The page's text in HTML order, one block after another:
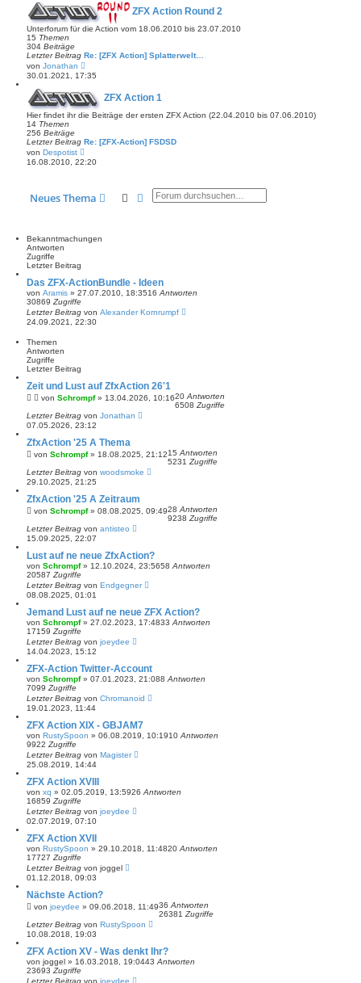
a
g
s
t
e
e
i
t
a
g
ZFX Action Round 2
Unterforum für die Action vom 18.06.2010 bis 23.07.2010
15 Themen
304 Beiträge
Letzter Beitrag Re: [ZFX Action] Splatterwelt…
von Jonathan
e
u
s
t
e
e
t
30.01.2021, 17:35
ZFX Action 1
Hier findet ihr die Beiträge der ersten ZFX Action (22.04.2010 bis 07.06.2010)
14 Themen
256 Beiträge
Letzter Beitrag Re: [ZFX-Action] FSDSD
von Despotist
e
u
e
i
16.08.2010, 22:20
Neues Thema SucheErweiterte Suche
Bekanntmachungen
Antworten
Zugriffe
Letzter Beitrag
Das ZFX-ActionBundle - Ideen
von Aramis » 27.07.2010, 18:3516 Antworten
30869 Zugriffe
Letzter Beitrag von Alexander Kornrumpf
24.09.2021, 22:30
Themen
Antworten
Zugriffe
Letzter Beitrag
Zeit und Lust auf ZfxAction 26'1
von Schrompf» 13.04.2026, 10:1620 Antworten
6508 Zugriffe
Letzter Beitrag von Jonathan
07.05.2026, 23:12
ZfxAction '25 A Thema
von Schrompf» 18.08.2025, 21:1215 Antworten
5231 Zugriffe
Letzter Beitrag von woodsmoke
29.10.2025, 21:25
ZfxAction '25 A Zeitraum
von Schrompf» 08.08.2025, 09:4928 Antworten
9238 Zugriffe
Letzter Beitrag von antisteo
15.09.2025, 22:07
Lust auf ne neue ZfxAction?
von Schrompf» 12.10.2024, 23:5658 Antworten
20587 Zugriffe
Letzter Beitrag von Endgegner
08.08.2025, 01:01
Jemand Lust auf ne neue ZFX Action?
von Schrompf» 27.02.2023, 17:4833 Antworten
17159 Zugriffe
Letzter Beitrag von joeydee
14.04.2023, 15:12
ZFX-Action Twitter-Account
von Schrompf» 07.01.2023, 21:088 Antworten
7099 Zugriffe
Letzter Beitrag von Chromanoid
19.01.2023, 11:44
ZFX Action XIX - GBJAM7
von RustySpoon » 06.08.2019, 10:1910 Antworten
9922 Zugriffe
Letzter Beitrag von Magister
25.08.2019, 14:44
ZFX Action XVIII
von xq » 02.05.2019, 13:5926 Antworten
16859 Zugriffe
Letzter Beitrag von joeydee
02.07.2019, 07:10
ZFX Action XVII
von RustySpoon » 29.10.2018, 11:4820 Antworten
17727 Zugriffe
Letzter Beitrag von joggel
01.12.2018, 09:03
Nächste Action?
von joeydee » 09.06.2018, 11:4936 Antworten
26381 Zugriffe
Letzter Beitrag von RustySpoon
10.08.2018, 19:03
ZFX Action XV - Was denkt Ihr?
von joggel » 16.03.2018, 19:0443 Antworten
23693 Zugriffe
Letzter Beitrag von joeydee